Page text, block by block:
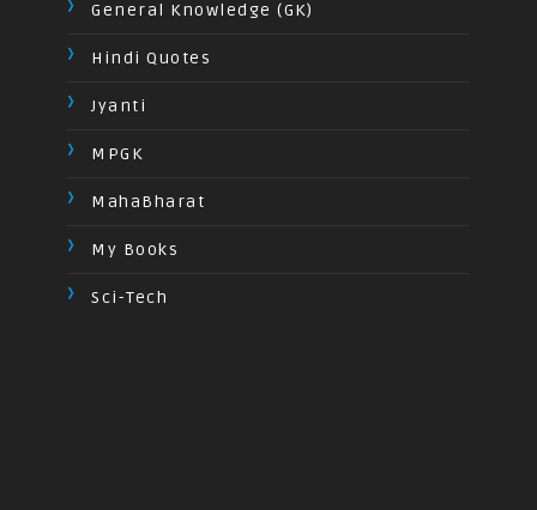
General Knowledge (GK)
Hindi Quotes
Jyanti
MPGK
MahaBharat
My Books
Sci-Tech